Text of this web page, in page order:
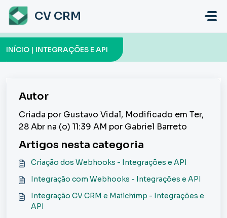
Ir para o conteúdo principal
CV CRM
INÍCIO | INTEGRAÇÕES E API
Autor
Criada por Gustavo Vidal, Modificado em Ter,
28 Abr na (o) 11:39 AM por Gabriel Barreto
Artigos nesta categoria
Criação dos Webhooks - Integrações e API
Integração com Webhooks - Integrações e API
Integração CV CRM e Mailchimp - Integrações e
API